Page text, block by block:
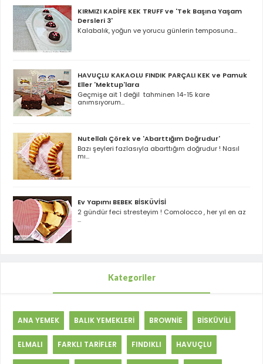
KIRMIZI KADİFE KEK TRUFF ve 'Tek Başına Yaşam
Dersleri 3'
Kalabalık, yoğun ve yorucu günlerin temposuna...
HAVUÇLU KAKAOLU FINDIK PARÇALI KEK ve Pamuk
Eller 'Mektup'lara
Geçmişe ait 1 değil tahminen 14-15 kare
anımsıyorum...
Nutellalı Çörek ve 'Abarttığım Doğrudur'
Bazı şeyleri fazlasıyla abarttığım doğrudur ! Nasıl
mı...
Ev Yapımı BEBEK BİSKÜVİSİ
2 gündür feci stresteyim ! Comolocco , her yıl en az
...
Kategoriler
ANA YEMEK BALIK YEMEKLERİ BROWNİE BİSKÜVİLİ
ELMALI FARKLI TARİFLER FINDIKLI HAVUÇLU